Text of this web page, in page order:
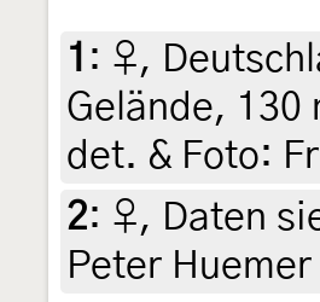
1 : ♀,
Gelände, 130
det. & Foto:
2: ♀, Daten
Peter Huemer